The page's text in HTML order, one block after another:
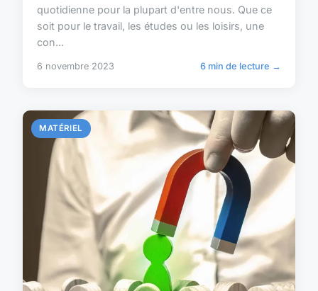
quotidienne pour la plupart d'entre nous. Que ce
soit pour le travail, les études ou les loisirs, une
con...
6 novembre 2023 6 min de lecture →
MATÉRIEL